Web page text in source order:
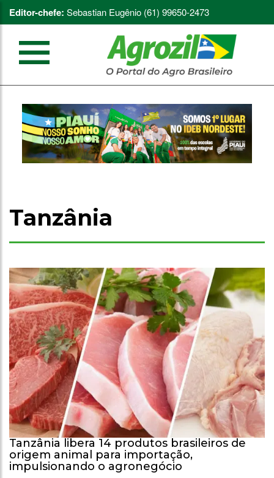
Editor-chefe: Sebastian Eugênio (61) 99650-2473
Tanzânia
Tanzânia libera 14 produtos brasileiros de
origem animal para importação,
impulsionando o agronegócio